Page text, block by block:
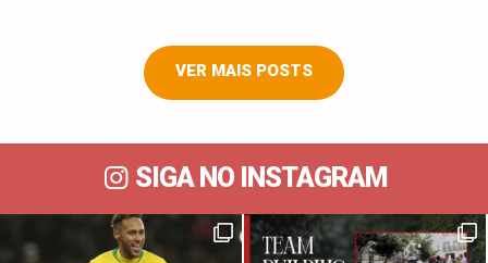
VER MAIS POSTS
SIGA NO INSTAGRAM